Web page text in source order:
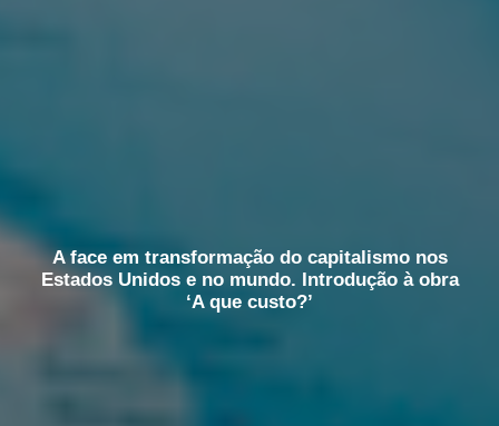
A face em transformação do capitalismo nos
Estados Unidos e no mundo. Introdução à obra
‘A que custo?’